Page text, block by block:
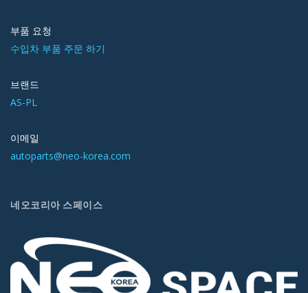
부품 요청
수입차 부품 주문 하기
브랜드
AS-PL
이메일
autoparts@neo-korea.com
네오코리아 스페이스